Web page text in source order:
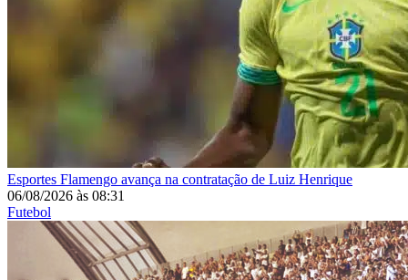
Esportes Flamengo avança na contratação de Luiz Henrique
06/08/2026 às 08:31
Futebol